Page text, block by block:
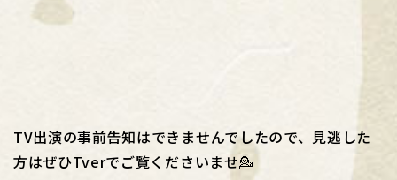
TV出演の事前告知はできませんでしたので、見逃した
方はぜひTverでご覧くださいませ💁